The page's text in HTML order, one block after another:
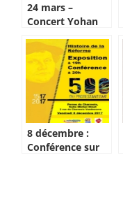
24 mars –
Concert Yohan
8 décembre :
Conférence sur